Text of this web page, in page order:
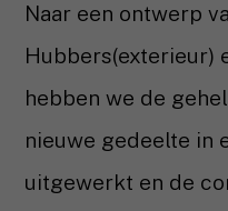
Naar een ontwerp
Hubbers(exterieur)
hebben we de
nieuwe gedeelte in
uitgewerkt en de